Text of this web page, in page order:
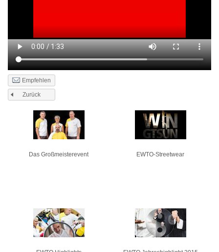
Empfehlen
Zurück
Das Großmeisterevent EWTO-Streetwear
Seiten